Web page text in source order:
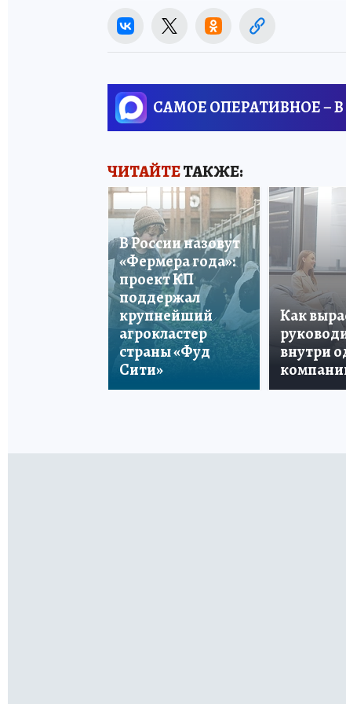
САМОЕ ОПЕРАТИВНОЕ –
ЧИТАЙТЕТАКЖЕ:
В России назовут
«Фермера года»:
проект КП
поддержал
крупнейший
агрокластер
страны «Фуд
Сити»
Как
внутри